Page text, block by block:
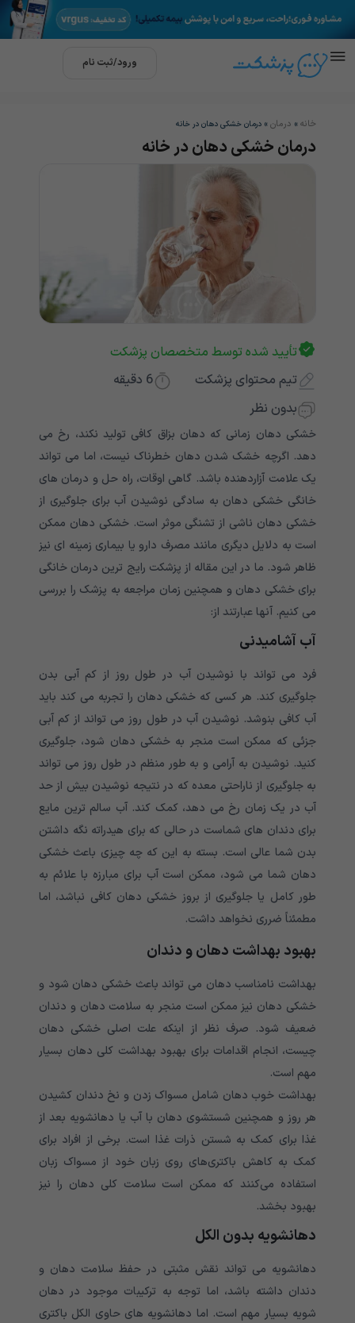
ورود/ثبت نام
خانه » درمان » درمان خشکی دهان در خانه
درمان خشکی دهان در خانه
تأیید شده توسط متخصصان پزشکت
تیم محتوای پزشکت
6 دقیقه
بدون نظر
خشکی دهان زمانی که دهان بزاق کافی تولید نکند، رخ می
دهد. اگرچه خشک شدن دهان خطرناک نیست، اما می تواند
یک علامت آزاردهنده باشد. گاهی اوقات، راه حل و درمان های
خانگی خشکی دهان به سادگی نوشیدن آب برای جلوگیری از
خشکی دهان ناشی از تشنگی موثر است. خشکی دهان ممکن
است به دلایل دیگری مانند مصرف دارو یا بیماری زمینه ای نیز
ظاهر شود. ما در این مقاله از پزشکت رایج ترین درمان خانگی
برای خشکی دهان و همچنین زمان مراجعه به پزشک را بررسی
می کنیم. آنها عبارتند از:
آب آشامیدنی
فرد می تواند با نوشیدن آب در طول روز از کم آبی بدن
جلوگیری کند. هر کسی که خشکی دهان را تجربه می کند باید
آب کافی بنوشد. نوشیدن آب در طول روز می تواند از کم آبی
جزئی که ممکن است منجر به خشکی دهان شود، جلوگیری
کنید. نوشیدن به آرامی و به طور منظم در طول روز می تواند
به جلوگیری از ناراحتی معده که در نتیجه نوشیدن بیش از حد
آب در یک زمان رخ می دهد، کمک کند. آب سالم ترین مایع
برای دندان های شماست در حالی که برای هیدراته نگه داشتن
بدن شما عالی است. بسته به این که چه چیزی باعث خشکی
دهان شما می شود، ممکن است آب برای مبارزه با علائم به
طور کامل یا جلوگیری از بروز خشکی دهان کافی نباشد، اما
مطمئناً ضرری نخواهد داشت.
بهبود بهداشت دهان و دندان
بهداشت نامناسب دهان می تواند باعث خشکی دهان شود و
خشکی دهان نیز ممکن است منجر به سلامت دهان و دندان
ضعیف شود. صرف نظر از اینکه علت اصلی خشکی دهان
چیست، انجام اقدامات برای بهبود بهداشت کلی دهان بسیار
مهم است.
بهداشت خوب دهان شامل مسواک زدن و نخ دندان کشیدن
هر روز و همچنین شستشوی دهان با آب یا دهانشویه بعد از
غذا برای کمک به شستن ذرات غذا است. برخی از افراد برای
کمک به کاهش باکتری‌های روی زبان خود از مسواک زبان
استفاده می‌کنند که ممکن است سلامت کلی دهان را نیز
بهبود بخشد.
دهانشویه بدون الکل
دهانشویه می تواند نقش مثبتی در حفظ سلامت دهان و
دندان داشته باشد، اما توجه به ترکیبات موجود در دهان
شویه بسیار مهم است. اما دهانشویه های حاوی الکل باکتری